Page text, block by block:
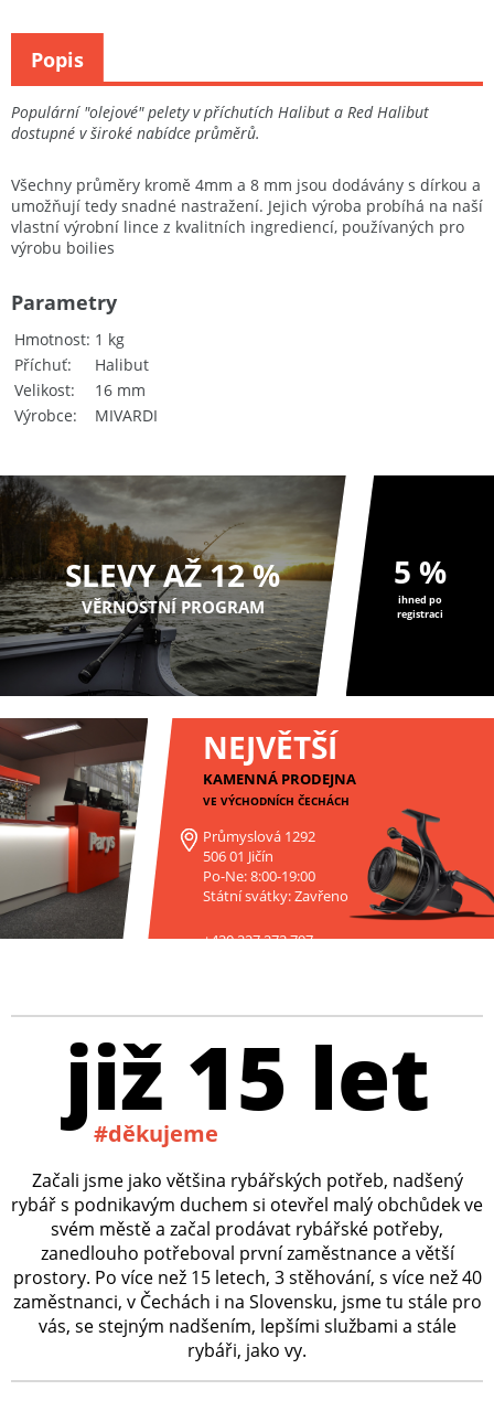
Populární "olejové" pelety v příchutích Halibut a Red Halibut
dostupné v široké nabídce průměrů.
Všechny průměry kromě 4mm a 8 mm jsou dodávány s dírkou a
umožňují tedy snadné nastražení. Jejich výroba probíhá na naší
vlastní výrobní lince z kvalitních ingrediencí, používaných pro
výrobu boilies
Hmotnost 1 kg
Příchuť
Halibut
Velikost
16 mm
Výrobce
MIVARDI
Parametry
Popis
SLEVY AŽ 12 %
VĚRNOSTNÍ PROGRAM
5 %
ihned po
registraci
NEJVĚTŠÍ
KAMENNÁ PRODEJNA
VE VÝCHODNÍCH ČECHÁCH
Průmyslová 1292
506 01 Jičín
Po-Ne: 8:00-19:00
Státní svátky: Zavřeno
+420 227 272 797
již 15 let
#děkujeme
Začali jsme jako většina rybářských potřeb, nadšený
rybář s podnikavým duchem si otevřel malý obchůdek ve
svém městě a začal prodávat rybářské potřeby,
zanedlouho potřeboval první zaměstnance a větší
prostory. Po více než 15 letech, 3 stěhování, s více než 40
zaměstnanci, v Čechách i na Slovensku, jsme tu stále pro
vás, se stejným nadšením, lepšími službami a stále
rybáři, jako vy.